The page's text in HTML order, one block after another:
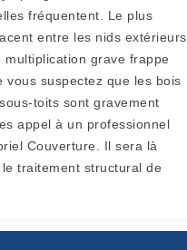
fréquentent. Le plus
entre les nids extérieurs
grave frappe
vous suspectez que les bois
toits sont gravement
appel à un professionnel
Couverture. Il sera là
traitement structural de